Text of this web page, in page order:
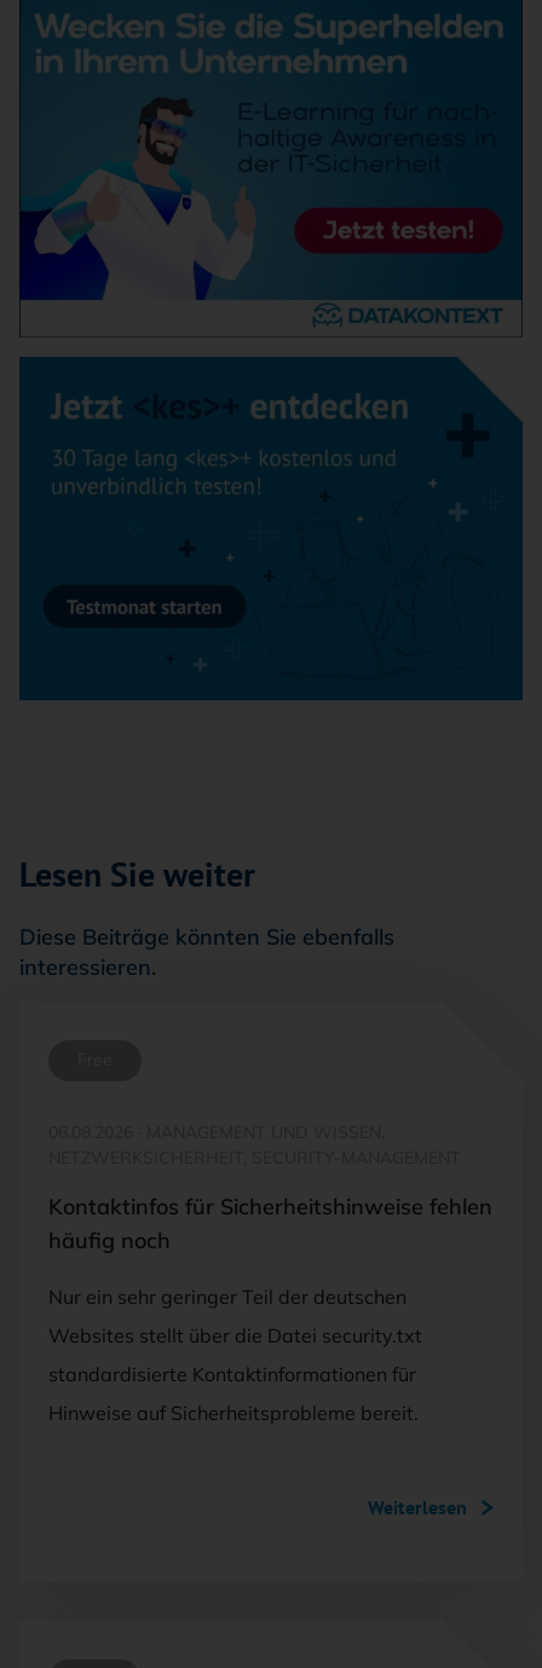
Lesen Sie weiter
Diese Beiträge könnten Sie ebenfalls
interessieren.
Kontaktinfos für Sicherheitshinweise fehlen
häufig noch
Nur ein sehr geringer Teil der deutschen
Websites stellt über die Datei security.txt
standardisierte Kontaktinformationen für
Hinweise auf Sicherheitsprobleme bereit.
Weiterlesen